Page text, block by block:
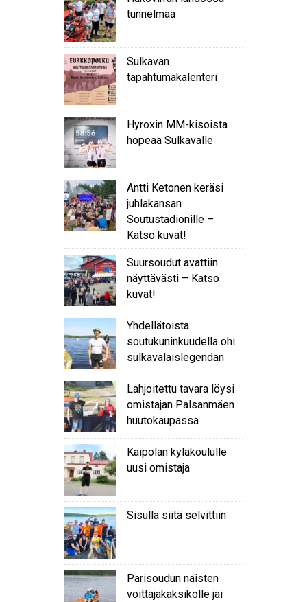
tunnelmaa
Sulkavan
tapahtumakalenteri
Hyroxin MM-kisoista
hopeaa Sulkavalle
Antti Ketonen keräsi
juhlakansan
Soutustadionille –
Katso kuvat!
Suursoudut avattiin
näyttävästi – Katso
kuvat!
Yhdellätoista
soutukuninkuudella ohi
sulkavalaislegendan
Lahjoitettu tavara löysi
omistajan Palsanmäen
huutokaupassa
Kaipolan kyläkoululle
uusi omistaja
Sisulla siitä selvittiin
Parisoudun naisten
voittajakaksikolle jäi